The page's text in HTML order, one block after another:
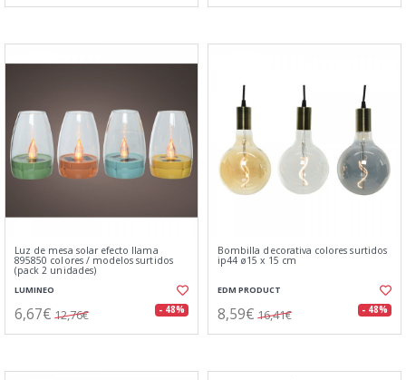
Luz de mesa solar efecto llama
895850 colores / modelos surtidos
(pack 2 unidades)
LUMINEO
6,67€ 12,76€ - 48%
Bombilla decorativa colores surtidos
ip44 ø15 x 15 cm
EDM PRODUCT
8,59€ 16,41€ - 48%